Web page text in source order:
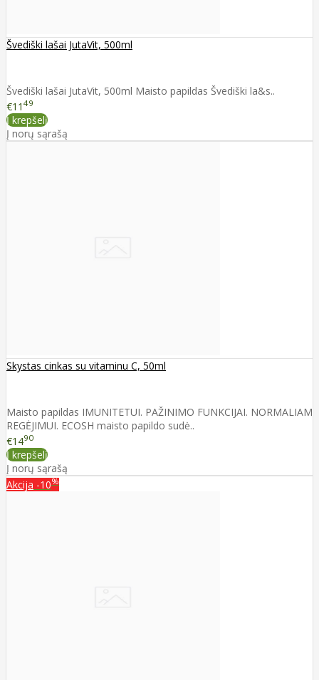
Švediški lašai JutaVit, 500ml
Švediški lašai JutaVit, 500ml Maisto papildas Švediški la&s..
€11 49
Į krepšelį
Į norų sąrašą
Skystas cinkas su vitaminu C, 50ml
Maisto papildas IMUNITETUI. PAŽINIMO FUNKCIJAI. NORMALIAM
REGĖJIMUI. ECOSH maisto papildo sudė..
€1490
Į krepšelį
Į norų sąrašą
Akcija -10%